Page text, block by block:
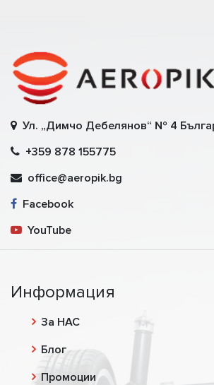
Ул. „Димчо Дебелянов“ № 4
+359 878 155775
office@aeropik.bg
Facebook
YouTube
Информация
За НАС
Блог
Промоции